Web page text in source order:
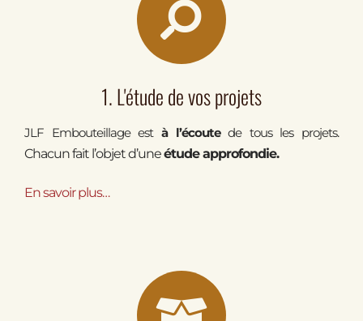
1. L'étude de vos projets
JLF Embouteillage est à l’écoutede tous les projets.
Chacun fait l’objet d’uneétude approfondie.
En savoirplus…